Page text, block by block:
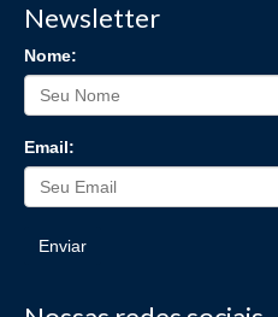
Newsletter
Nome:
Email:
Enviar